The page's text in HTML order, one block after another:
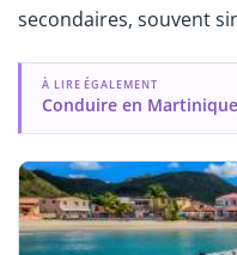
secondaires, souvent
À LIRE ÉGALEMENT
Conduire en Martinique